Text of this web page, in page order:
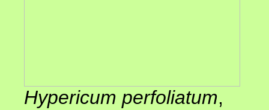
Hypericum perfoliatum,